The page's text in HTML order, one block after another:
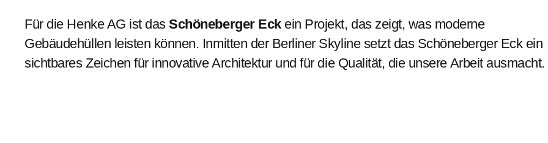
Für die Henke AG ist dasSchöneberger Eckein Projekt, das zeigt, was moderne
Gebäudehüllen leisten können. Inmitten der Berliner Skyline setzt das Schöneberger Eck ein
sichtbares Zeichen für innovative Architektur und für die Qualität, die unsere Arbeit ausmacht.